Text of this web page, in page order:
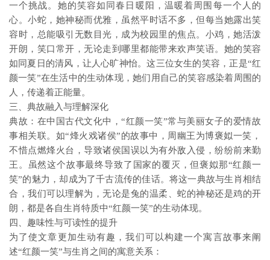
一个挑战。她的笑容如同春日暖阳，温暖着周围每一个人的
心。小蛇，她神秘而优雅，虽然平时话不多，但每当她露出笑
容时，总能吸引无数目光，成为校园里的焦点。小鸡，她活泼
开朗，笑口常开，无论走到哪里都能带来欢声笑语。她的笑容
如同夏日的清风，让人心旷神怡。这三位女生的笑容，正是“红
颜一笑”在生活中的生动体现，她们用自己的笑容感染着周围的
人，传递着正能量。
三、典故融入与理解深化
典故：在中国古代文化中，“红颜一笑”常与美丽女子的爱情故
事相关联。如“烽火戏诸侯”的故事中，周幽王为博褒姒一笑，
不惜点燃烽火台，导致诸侯国误以为有外敌入侵，纷纷前来勤
王。虽然这个故事最终导致了国家的覆灭，但褒姒那“红颜一
笑”的魅力，却成为了千古流传的佳话。将这一典故与生肖相结
合，我们可以理解为，无论是兔的温柔、蛇的神秘还是鸡的开
朗，都是各自生肖特质中“红颜一笑”的生动体现。
四、趣味性与可读性的提升
为了使文章更加生动有趣，我们可以构建一个寓言故事来阐
述“红颜一笑”与生肖之间的寓意关系：